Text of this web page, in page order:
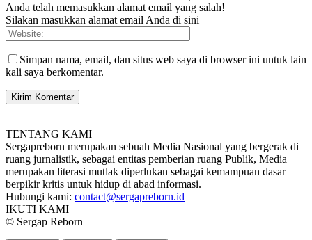
Anda telah memasukkan alamat email yang salah!
Silakan masukkan alamat email Anda di sini
Simpan nama, email, dan situs web saya di browser ini untuk lain
kali saya berkomentar.
TENTANG KAMI
Sergapreborn merupakan sebuah Media Nasional yang bergerak di
ruang jurnalistik, sebagai entitas pemberian ruang Publik, Media
merupakan literasi mutlak diperlukan sebagai kemampuan dasar
berpikir kritis untuk hidup di abad informasi.
Hubungi kami: contact@sergapreborn.id
IKUTI KAMI
© Sergap Reborn